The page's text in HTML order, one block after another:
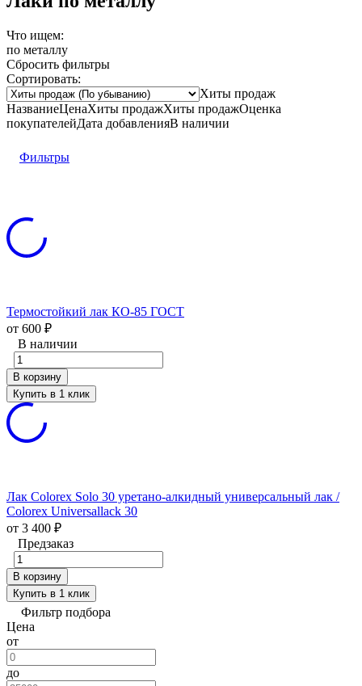
Что ищем:
по металлу
Сбросить фильтры
Сортировать:
Хиты продаж
НазваниеЦенаХиты продажХиты продажОценка
покупателейДата добавленияВ наличии
Фильтры
Термостойкий лак КО-85 ГОСТ
от 600 ₽
В наличии
В корзину
Купить в 1 клик
Лак Colorex Solo 30 уретано-алкидный универсальный лак /
Colorex Universallack 30
от 3 400 ₽
Предзаказ
В корзину
Купить в 1 клик
Фильтр подбора
Цена
от
до